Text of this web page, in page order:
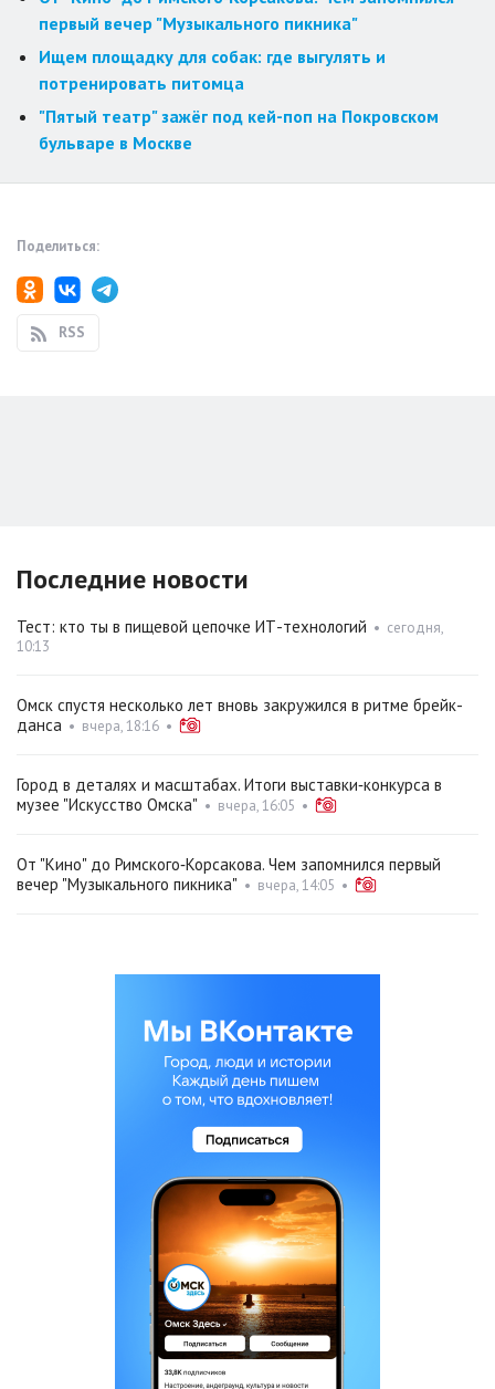
первый вечер "Музыкального пикника"
Ищем площадку для собак: где выгулять и
потренировать питомца
"Пятый театр" зажёг под кей-поп на Покровском
бульваре в Москве
Поделиться:
RSS
Последние новости
Тест: кто ты в пищевой цепочке ИТ-технологий • сегодня,
10:13
Омск спустя несколько лет вновь закружился в ритме брейк-
данса • вчера, 18:16 •
Город в деталях и масштабах. Итоги выставки‑конкурса в
музее "Искусство Омска" • вчера, 16:05 •
От "Кино" до Римского‑Корсакова. Чем запомнился первый
вечер "Музыкального пикника" • вчера, 14:05 •